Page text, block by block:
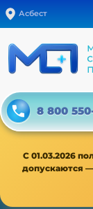
Асбест
8 800
С 01.03.2026
допускаются